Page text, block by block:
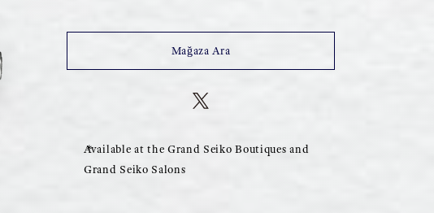
Mağaza Ara
Available at the Grand Seiko Boutiques and
Grand Seiko Salons